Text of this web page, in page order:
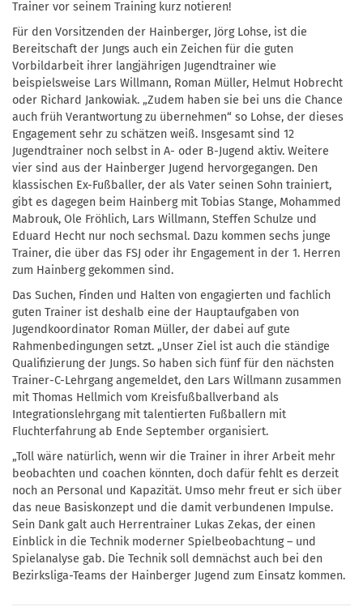
Trainer vor seinem Training kurz notieren!
Für den Vorsitzenden der Hainberger, Jörg Lohse, ist die
Bereitschaft der Jungs auch ein Zeichen für die guten
Vorbildarbeit ihrer langjährigen Jugendtrainer wie
beispielsweise Lars Willmann, Roman Müller, Helmut Hobrecht
oder Richard Jankowiak. „Zudem haben sie bei uns die Chance
auch früh Verantwortung zu übernehmen“ so Lohse, der dieses
Engagement sehr zu schätzen weiß. Insgesamt sind 12
Jugendtrainer noch selbst in A- oder B-Jugend aktiv. Weitere
vier sind aus der Hainberger Jugend hervorgegangen. Den
klassischen Ex-Fußballer, der als Vater seinen Sohn trainiert,
gibt es dagegen beim Hainberg mit Tobias Stange, Mohammed
Mabrouk, Ole Fröhlich, Lars Willmann, Steffen Schulze und
Eduard Hecht nur noch sechsmal. Dazu kommen sechs junge
Trainer, die über das FSJ oder ihr Engagement in der 1. Herren
zum Hainberg gekommen sind.
Das Suchen, Finden und Halten von engagierten und fachlich
guten Trainer ist deshalb eine der Hauptaufgaben von
Jugendkoordinator Roman Müller, der dabei auf gute
Rahmenbedingungen setzt. „Unser Ziel ist auch die ständige
Qualifizierung der Jungs. So haben sich fünf für den nächsten
Trainer-C-Lehrgang angemeldet, den Lars Willmann zusammen
mit Thomas Hellmich vom Kreisfußballverband als
Integrationslehrgang mit talentierten Fußballern mit
Fluchterfahrung ab Ende September organisiert.
„Toll wäre natürlich, wenn wir die Trainer in ihrer Arbeit mehr
beobachten und coachen könnten, doch dafür fehlt es derzeit
noch an Personal und Kapazität. Umso mehr freut er sich über
das neue Basiskonzept und die damit verbundenen Impulse.
Sein Dank galt auch Herrentrainer Lukas Zekas, der einen
Einblick in die Technik moderner Spielbeobachtung – und
Spielanalyse gab. Die Technik soll demnächst auch bei den
Bezirksliga-Teams der Hainberger Jugend zum Einsatz kommen.